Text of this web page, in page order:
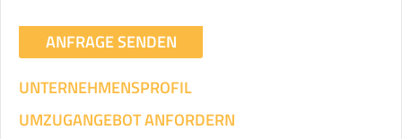
ANFRAGE SENDEN
UNTERNEHMENSPROFIL
UMZUGANGEBOT ANFORDERN